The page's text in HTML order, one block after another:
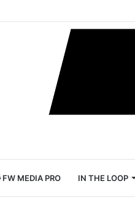
FW MEDIA PRO IN THE LOOP